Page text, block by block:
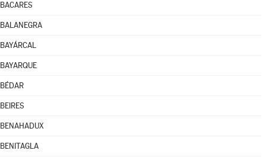
BACARES
BALANEGRA
BAYÁRCAL
BAYARQUE
BÉDAR
BEIRES
BENAHADUX
BENITAGLA